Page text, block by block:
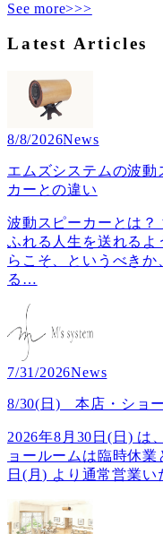
See more>>>
Latest Articles
8/8/2026News
エムズシステムの波
カーとの違い
波動スピーカーとは？
ふれる人生を送れる
らこそ、というべきか
る …
7/31/2026News
8/30(日) 本店・ショ
2026年8月30日(日) は
ョールームは臨時休
日(月) より通常営業い